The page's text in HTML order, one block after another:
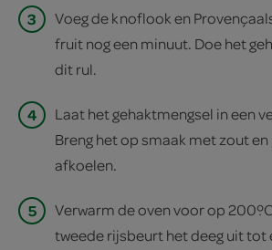
3
Voeg de knoflook en
fruit nog een minuut. Doe het
dit rul.
4
Laat het gehaktmengsel in een
Breng het op smaak met zout
afkoelen.
5
Verwarm de oven voor op
tweede rijsbeurt het deeg uit tot